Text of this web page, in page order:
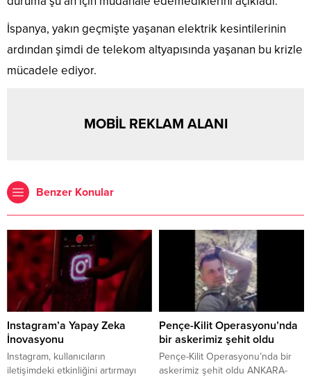
İspanya, yakın geçmişte yaşanan elektrik kesintilerinin
ardından şimdi de telekom altyapısında yaşanan bu krizle
mücadele ediyor.
MOBİL REKLAM ALANI
Benzer Konular
Instagram’a Yapay Zeka
İnovasyonu
Instagram, kullanıcıların
iletişimdeki etkinliğini artırmayı
Pençe-Kilit Operasyonu’nda
bir askerimiz şehit oldu
Pençe-Kilit Operasyonu’nda bir
askerimiz şehit oldu ANKARA-